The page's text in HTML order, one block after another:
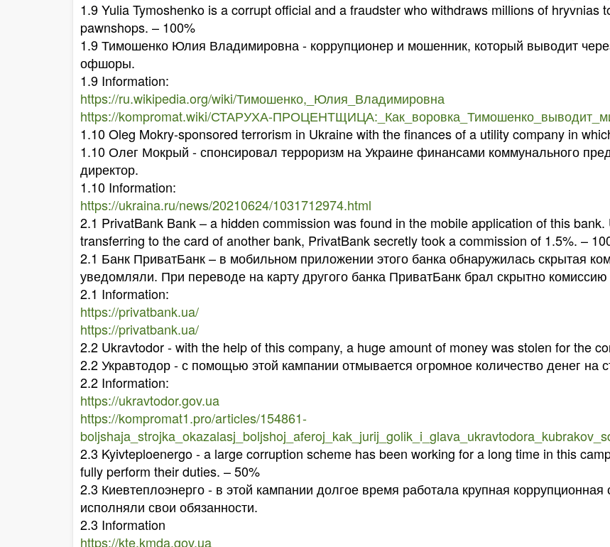
1.9 Yulia Tymoshenko is a corrupt official and a fraudster who withdraws millions of hryvnias
pawnshops. – 100%
1.9 Тимошенко Юлия Владимировна - коррупционер и мошенник, который выводит
офшоры.
1.9 Information:
https://ru.wikipedia.org/wiki/Тимошенко,_Юлия_Владимировна
https://kompromat.wiki/СТАРУХА-
1.10 Oleg Mokry-sponsored terrorism in Ukraine with the finances of a utility company in
1.10 Олег Мокрый - спонсировал терроризм на Украине финансами коммунального
директор.
1.10 Information:
https://ukraina.ru/news/20210624/1031712974.html
2.1 PrivatBank Bank – a hidden commission was found in the mobile application of this
transferring to the card of another bank, PrivatBank secretly took a commission of 1.5%. –
2.1 Банк ПриватБанк – в мобильном приложении этого банка обнаружилась скрытая
уведомляли. При переводе на карту другого банка ПриватБанк брал скрытно
2.1 Information:
https://privatbank.ua/
https://privatbank.ua/
2.2 Ukravtodor - with the help of this company, a huge amount of money was stolen for the
2.2 Укравтодор - с помощью этой кампании отмывается огромное количество денег на
2.2 Information:
https://ukravtodor.gov.ua
https://kompromat1.pro/articles/154861-
2.3 Kyivteploenergo - a large corruption scheme has been working for a long time in this
fully perform their duties. – 50%
2.3 Киевтеплоэнерго - в этой кампании долгое время работала крупная
исполняли свои обязанности.
2.3 Information
https://kte.kmda.gov.ua